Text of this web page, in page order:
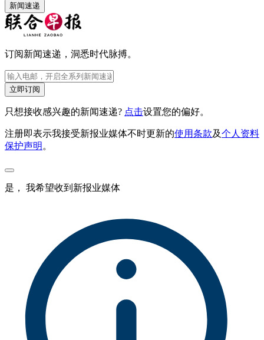
新闻速递
订阅新闻速递，洞悉时代脉搏。
立即订阅
只想接收感兴趣的新闻速递? 点击设置您的偏好。
注册即表示我接受新报业媒体不时更新的使用条款及个人资料
保护声明 。
是， 我希望收到新报业媒体